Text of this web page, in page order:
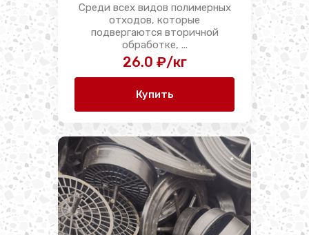
Среди всех видов полимерных
отходов, которые
подвергаются вторичной
обработке, ...
26.0 ₽/кг
Купить